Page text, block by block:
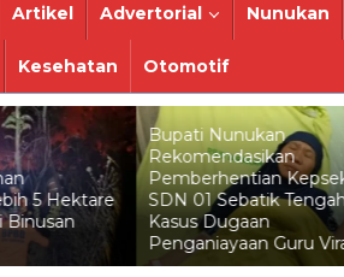
Artikel Advertorial Nunukan
Kesehatan Otomotif
Kepsek
Tengah Usai
Viral
Pelni Catat Penurunan
Penumpang Mudik di
Nunukan